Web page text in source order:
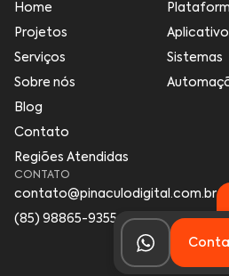
Home
Projetos
Serviços
Sobre nós
Blog
Contato
Regiões Atendidas
Sistemas
CONTATO
contato@pinaculodigital.com.br
(85) 98865-9355